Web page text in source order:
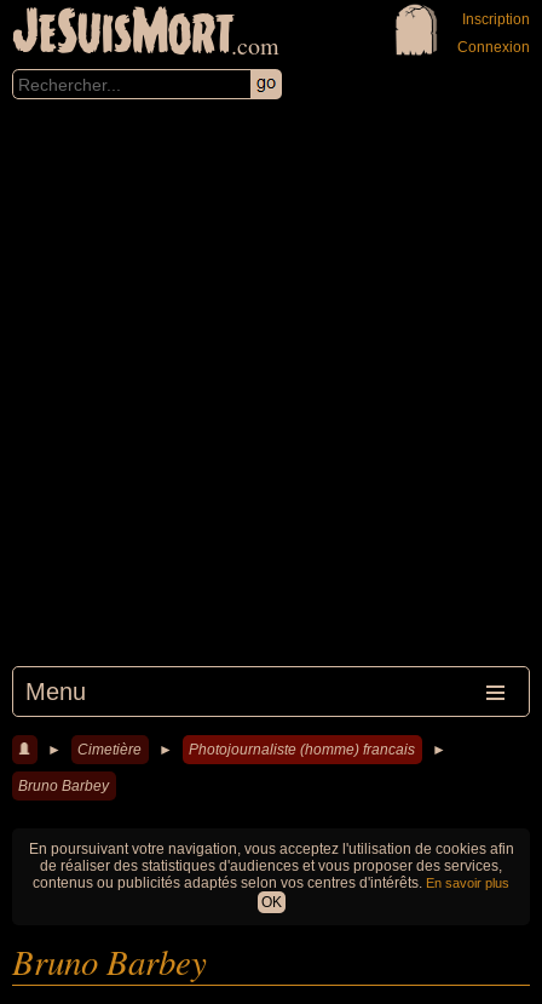
JeSuisMort.com
Menu
Inscription
Connexion
► Cimetière ► Photojournaliste (homme) francais ►
Bruno Barbey
En poursuivant votre navigation, vous acceptez l'utilisation de cookies afin
de réaliser des statistiques d'audiences et vous proposer des services,
contenus ou publicités adaptés selon vos centres d'intérêts. En savoir plus
OK
Bruno Barbey